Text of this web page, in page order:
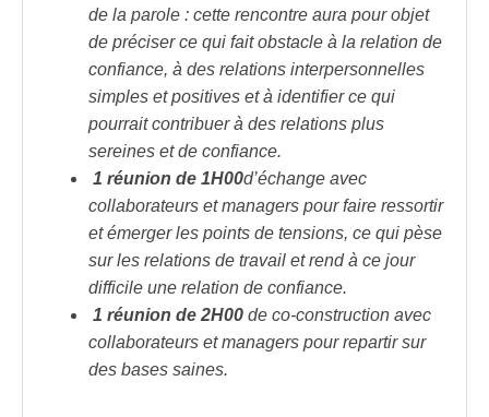
de la parole : cette rencontre aura pour objet
de préciser ce qui fait obstacle à la relation de
confiance, à des relations interpersonnelles
simples et positives et à identifier ce qui
pourrait contribuer à des relations plus
sereines et de confiance.
1 réunion de 1H00d’échange avec
collaborateurs et managers pour faire ressortir
et émerger les points de tensions, ce qui pèse
sur les relations de travail et rend à ce jour
difficile une relation de confiance.
1 réunion de 2H00 de co-construction avec
collaborateurs et managers pour repartir sur
des bases saines.